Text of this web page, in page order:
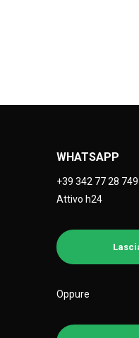
WHATSAPP
+39 342 77 28 749
Attivo h24
Oppure